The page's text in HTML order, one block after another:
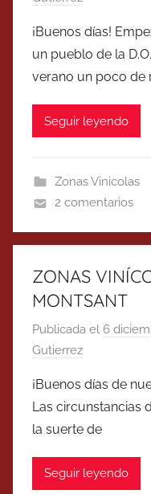
¡Buenos días!
un pueblo de la
verano un poco de
Seguir leyendo
Zonas Vinicolas
2 comentarios
ZONAS
MONTSANT
Publicada el 6
Gutierrez
¡Buenos días de
Las circunstancias
la suerte de
Seguir leyendo